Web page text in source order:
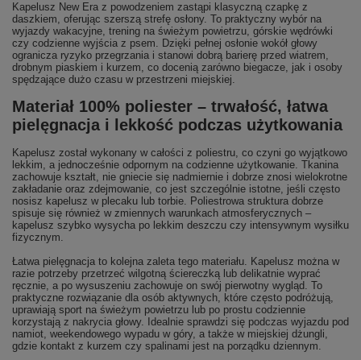
Kapelusz New Era z powodzeniem zastąpi klasyczną czapkę z
daszkiem, oferując szerszą strefę osłony. To praktyczny wybór na
wyjazdy wakacyjne, trening na świeżym powietrzu, górskie wędrówki
czy codzienne wyjścia z psem. Dzięki pełnej osłonie wokół głowy
ogranicza ryzyko przegrzania i stanowi dobrą barierę przed wiatrem,
drobnym piaskiem i kurzem, co docenią zarówno biegacze, jak i osoby
spędzające dużo czasu w przestrzeni miejskiej.
Materiał 100% poliester – trwałość, łatwa
pielęgnacja i lekkość podczas użytkowania
Kapelusz został wykonany w całości z poliestru, co czyni go wyjątkowo
lekkim, a jednocześnie odpornym na codzienne użytkowanie. Tkanina
zachowuje kształt, nie gniecie się nadmiernie i dobrze znosi wielokrotne
zakładanie oraz zdejmowanie, co jest szczególnie istotne, jeśli często
nosisz kapelusz w plecaku lub torbie. Poliestrowa struktura dobrze
spisuje się również w zmiennych warunkach atmosferycznych –
kapelusz szybko wysycha po lekkim deszczu czy intensywnym wysiłku
fizycznym.
Łatwa pielęgnacja to kolejna zaleta tego materiału. Kapelusz można w
razie potrzeby przetrzeć wilgotną ściereczką lub delikatnie wyprać
ręcznie, a po wysuszeniu zachowuje on swój pierwotny wygląd. To
praktyczne rozwiązanie dla osób aktywnych, które często podróżują,
uprawiają sport na świeżym powietrzu lub po prostu codziennie
korzystają z nakrycia głowy. Idealnie sprawdzi się podczas wyjazdu pod
namiot, weekendowego wypadu w góry, a także w miejskiej dżungli,
gdzie kontakt z kurzem czy spalinami jest na porządku dziennym.